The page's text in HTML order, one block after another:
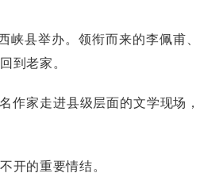
县举办。领衔而来的李佩甫、
到老家。
家走进县级层面的文学现场，
的重要情结。